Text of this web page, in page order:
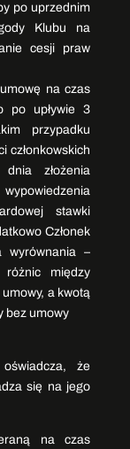
po uprzednim
Klubu na
cesji praw
na czas
po upływie 3
przypadku
członkowskich
złożenia
stawki
Członek
wyrównania –
różnic między
a kwotą
bez umowy
że
się na jego
na czas